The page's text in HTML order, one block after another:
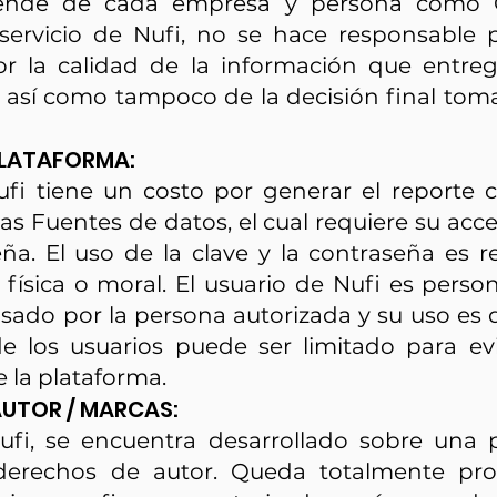
de Nufi, no se hace responsable
la calidad de la información que
como tampoco de la decisión final
tiene un costo por generar el reporte
Fuentes de datos, el cual requiere su
El uso de la clave y la contraseña es
o moral. El usuario de Nufi es
por la persona autorizada y su uso es
los usuarios puede ser limitado para
la plataforma.
/ MARCAS:
se encuentra desarrollado sobre una
de autor. Queda totalmente